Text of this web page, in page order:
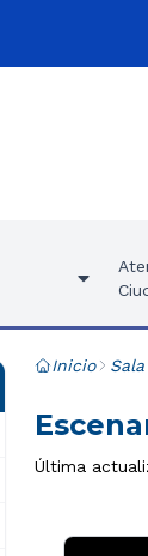
Inicio
Última